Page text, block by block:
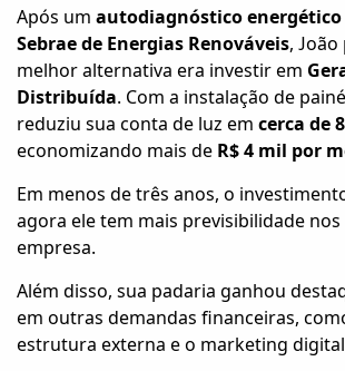
Após um autodiagnóstico energético
Sebrae de Energias Renováveis,
melhor alternativa era investir em
Distribuída. Com a instalação de
reduziu sua conta de luz em cerca de
economizando mais de R$ 4 mil por
Em menos de três anos, o
agora ele tem mais previsibilidade nos
empresa.
Além disso, sua padaria ganhou
em outras demandas financeiras,
estrutura externa e o marketing